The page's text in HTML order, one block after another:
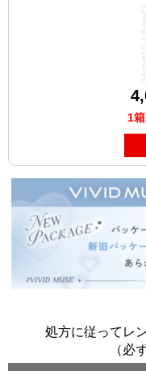
1
処方に従ってレ
（必